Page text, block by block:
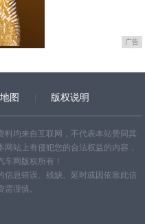
广告
图 版权说明
料均来自互联网，不代表本站赞同其
站上有侵犯您的合法权益的内容，
网版权所有！
信息错误、残缺、延时或因依靠此信
谨慎。